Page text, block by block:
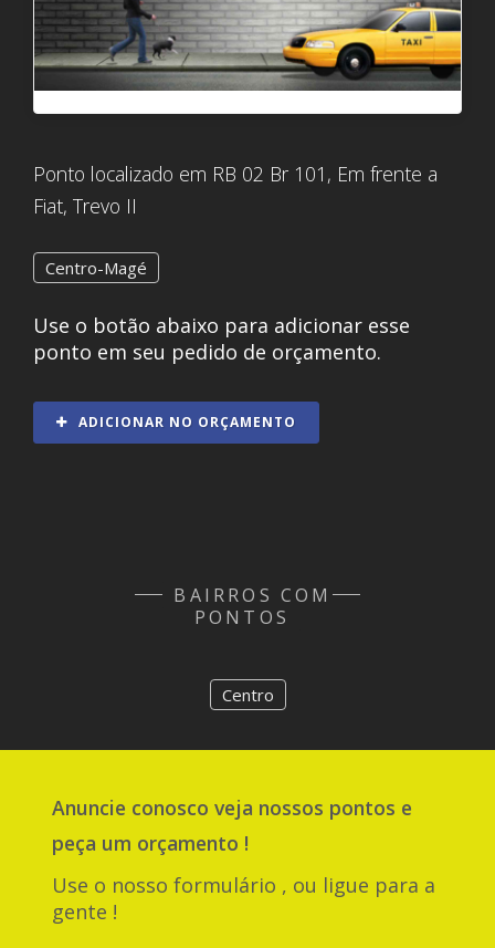
Ponto localizado em RB 02 Br 101, Em frente a
Fiat, Trevo II
Centro-Magé
Use o botão abaixo para adicionar esse
ponto em seu pedido de orçamento.
ADICIONAR NO ORÇAMENTO
BAIRROS COM
PONTOS
Centro
Anuncie conosco veja nossos pontos e
peça um orçamento !
Use o nosso formulário , ou ligue para a
gente !